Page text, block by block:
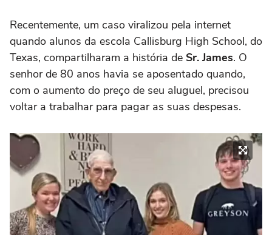
Recentemente, um caso viralizou pela internet
quando alunos da escola Callisburg High School, do
Texas, compartilharam a história de Sr. James. O
senhor de 80 anos havia se aposentado quando,
com o aumento do preço de seu aluguel, precisou
voltar a trabalhar para pagar as suas despesas.